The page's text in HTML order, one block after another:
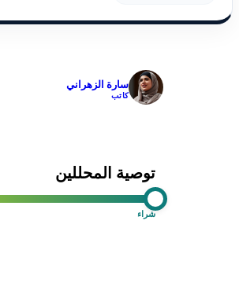
سارة الزهراني
كاتب
توصية المحللين
شراء